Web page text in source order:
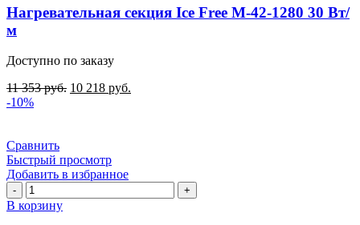
Ice
1280
Вт/
м
Нагревательная секция Ice Free М-42-1280 30 Вт/
м
Доступно по заказу
11 353руб. 10 218 руб.
-10%
Сравнить
Быстрый просмотр
Добавить в избранное
Количество
товара
Нагревательная
В корзину